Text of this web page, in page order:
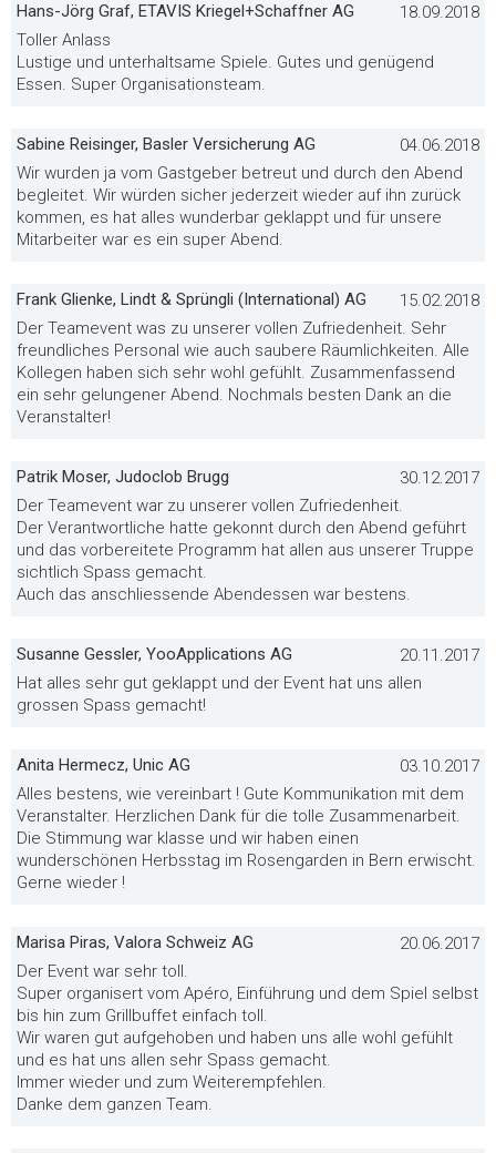
Hans-Jörg Graf, ETAVIS Kriegel+Schaffner AG
18.09.2018
Toller Anlass
Lustige und unterhaltsame Spiele. Gutes und genügend
Essen. Super Organisationsteam.
Sabine Reisinger, Basler Versicherung AG
04.06.2018
Wir wurden ja vom Gastgeber betreut und durch den Abend
begleitet. Wir würden sicher jederzeit wieder auf ihn zurück
kommen, es hat alles wunderbar geklappt und für unsere
Mitarbeiter war es ein super Abend.
Frank Glienke, Lindt & Sprüngli (International) AG
15.02.2018
Der Teamevent was zu unserer vollen Zufriedenheit. Sehr
freundliches Personal wie auch saubere Räumlichkeiten. Alle
Kollegen haben sich sehr wohl gefühlt. Zusammenfassend
ein sehr gelungener Abend. Nochmals besten Dank an die
Veranstalter!
Patrik Moser, Judoclob Brugg
30.12.2017
Der Teamevent war zu unserer vollen Zufriedenheit.
Der Verantwortliche hatte gekonnt durch den Abend geführt
und das vorbereitete Programm hat allen aus unserer Truppe
sichtlich Spass gemacht.
Auch das anschliessende Abendessen war bestens.
Susanne Gessler, YooApplications AG
20.11.2017
Hat alles sehr gut geklappt und der Event hat uns allen
grossen Spass gemacht!
Anita Hermecz, Unic AG
03.10.2017
Alles bestens, wie vereinbart ! Gute Kommunikation mit dem
Veranstalter. Herzlichen Dank für die tolle Zusammenarbeit.
Die Stimmung war klasse und wir haben einen
wunderschönen Herbsstag im Rosengarden in Bern erwischt.
Gerne wieder !
Marisa Piras, Valora Schweiz AG
20.06.2017
Der Event war sehr toll.
Super organisert vom Apéro, Einführung und dem Spiel selbst
bis hin zum Grillbuffet einfach toll.
Wir waren gut aufgehoben und haben uns alle wohl gefühlt
und es hat uns allen sehr Spass gemacht.
Immer wieder und zum Weiterempfehlen.
Danke dem ganzen Team.